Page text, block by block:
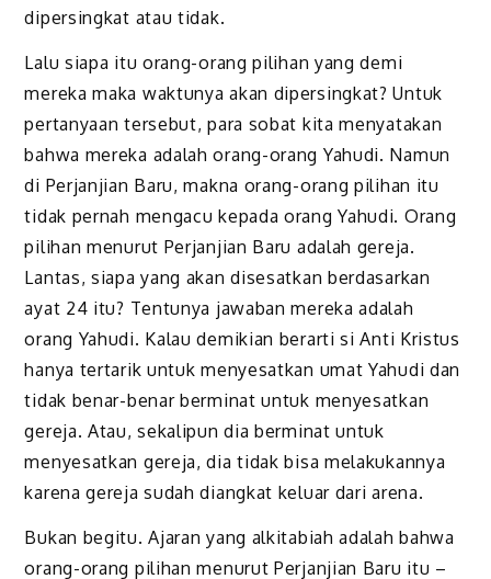
dipersingkat atau tidak.
Lalu siapa itu orang-orang pilihan yang demi
mereka maka waktunya akan dipersingkat?Untuk
pertanyaan tersebut, para sobat kita menyatakan
bahwa mereka adalah orang-orang Yahudi. Namun
di Perjanjian Baru, makna orang-orang pilihan itu
tidak pernah mengacu kepada orang Yahudi. Orang
pilihan menurut Perjanjian Baru adalah gereja.
Lantas, siapa yang akan disesatkan berdasarkan
ayat 24 itu? Tentunya jawabanmerekaadalah
orang Yahudi. Kalau demikian berarti si Anti Kristus
hanya tertarik untuk menyesatkan umat Yahudi dan
tidak benar-benar berminat untuk menyesatkan
gereja. Atau, sekalipun dia berminat untuk
menyesatkan gereja, dia tidak bisa melakukannya
karena gereja sudah diangkat keluar dari arena.
Bukan begitu. Ajaran yang alkitabiah adalah bahwa
orang-orang pilihan menurut Perjanjian Baru itu –